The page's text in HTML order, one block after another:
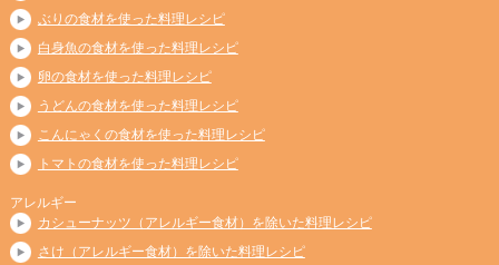
ぶりの食材を使った料理レシピ
白身魚の食材を使った料理レシピ
卵の食材を使った料理レシピ
うどんの食材を使った料理レシピ
こんにゃくの食材を使った料理レシピ
トマトの食材を使った料理レシピ
アレルギー
カシューナッツ（アレルギー食材）を除いた料理レシピ
さけ（アレルギー食材）を除いた料理レシピ